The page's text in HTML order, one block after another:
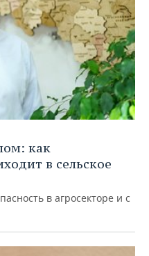
как
в сельское
в агросекторе и с